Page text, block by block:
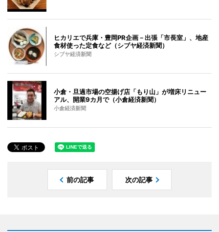
ヒカリエで兵庫・豊岡PR企画－出張「市長室」、地産
食材使った定食など（シブヤ経済新聞）
シブヤ経済新聞
小倉・旦過市場の空揚げ店「もり山」が増床リニュー
アル、開業9カ月で（小倉経済新聞）
小倉経済新聞
前の記事 次の記事